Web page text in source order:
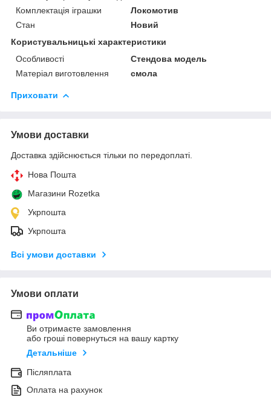
Комплектація іграшки
Локомотив
Стан
Новий
Користувальницькі характеристики
Особливості
Стендова модель
Матеріал виготовлення
смола
Приховати
Умови доставки
Доставка здійснюється тільки по передоплаті.
Нова Пошта
Магазини Rozetka
Укрпошта
Укрпошта
Всі умови доставки
Умови оплати
Ви отримаєте замовлення
або гроші повернуться на вашу картку
Детальніше
Післяплата
Оплата на рахунок